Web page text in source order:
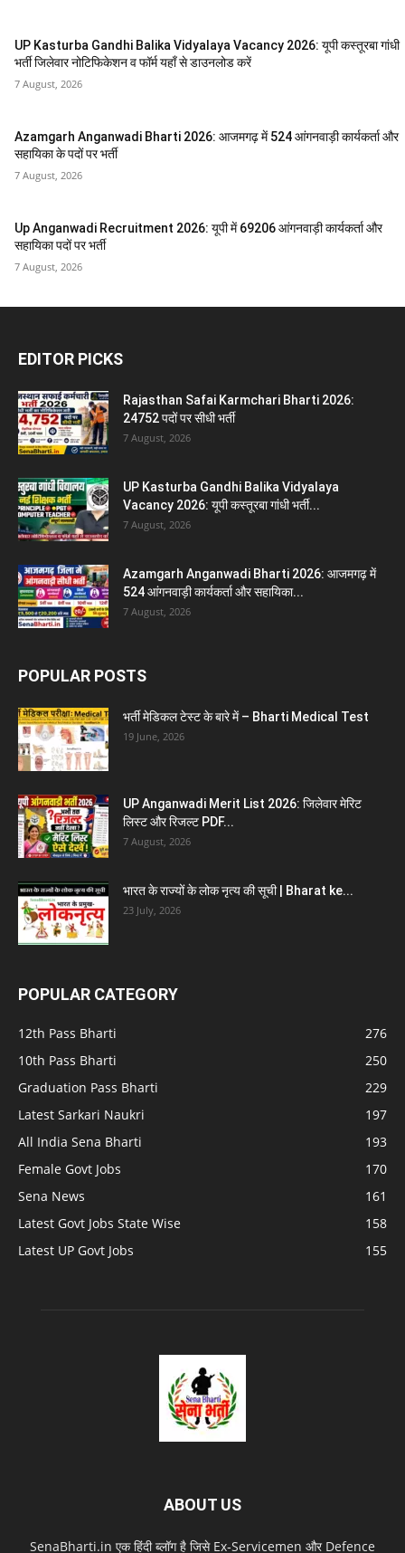
UP Kasturba Gandhi Balika Vidyalaya Vacancy 2026: यूपी कस्तूरबा गांधी
भर्ती जिलेवार नोटिफिकेशन व फॉर्म यहाँ से डाउनलोड करें
7 August, 2026
Azamgarh Anganwadi Bharti 2026: आजमगढ़ में 524 आंगनवाड़ी कार्यकर्ता और
सहायिका के पदों पर भर्ती
7 August, 2026
Up Anganwadi Recruitment 2026: यूपी में 69206 आंगनवाड़ी कार्यकर्ता और
सहायिका पदों पर भर्ती
7 August, 2026
EDITOR PICKS
Rajasthan Safai Karmchari Bharti 2026:
24752 पदों पर सीधी भर्ती
7 August, 2026
UP Kasturba Gandhi Balika Vidyalaya
Vacancy 2026: यूपी कस्तूरबा गांधी भर्ती...
7 August, 2026
Azamgarh Anganwadi Bharti 2026: आजमगढ़ में
524 आंगनवाड़ी कार्यकर्ता और सहायिका...
7 August, 2026
POPULAR POSTS
भर्ती मेडिकल टेस्ट के बारे में – Bharti Medical Test
19 June, 2026
UP Anganwadi Merit List 2026: जिलेवार मेरिट
लिस्ट और रिजल्ट PDF...
7 August, 2026
भारत के राज्यों के लोक नृत्य की सूची | Bharat ke...
23 July, 2026
POPULAR CATEGORY
12th Pass Bharti
276
10th Pass Bharti
250
Graduation Pass Bharti
229
Latest Sarkari Naukri
197
All India Sena Bharti
193
Female Govt Jobs
170
Sena News
161
Latest Govt Jobs State Wise
158
Latest UP Govt Jobs
155
ABOUT US
SenaBharti.in एक हिंदी ब्लॉग है जिसे Ex‑Servicemen और Defence